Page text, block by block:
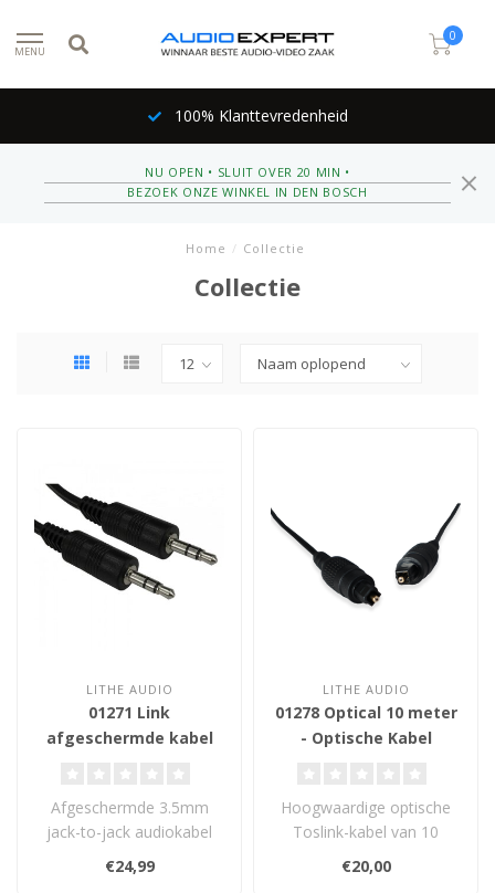
MENU
0
100% Klanttevredenheid
NU OPEN • SLUIT OVER 20 MIN •
BEZOEK ONZE WINKEL IN DEN BOSCH
Home / Collectie
Collectie
LITHE AUDIO
01271 Link
afgeschermde kabel
Afgeschermde 3.5mm
jack-to-jack audiokabel
van 10 meter voor
storingsvrije gelui..
€24,99
LITHE AUDIO
01278 Optical 10 meter
- Optische Kabel
Hoogwaardige optische
Toslink-kabel van 10
meter voor ruisvrije
digitale audio. ..
€20,00